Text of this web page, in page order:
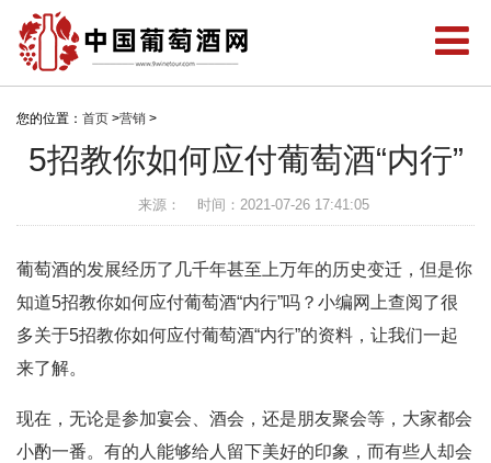
您的位置： 首页 >营销 >
5招教你如何应付葡萄酒“内行”
来源： 时间：2021-07-26 17:41:05
葡萄酒的发展经历了几千年甚至上万年的历史变迁，但是你
知道5招教你如何应付葡萄酒“内行”吗？小编网上查阅了很
多关于5招教你如何应付葡萄酒“内行”的资料，让我们一起
来了解。
现在，无论是参加宴会、酒会，还是朋友聚会等，大家都会
小酌一番。有的人能够给人留下美好的印象，而有些人却会